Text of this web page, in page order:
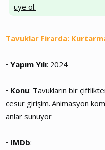
üye ol.
Tavuklar Firarda:
• Yapım Yılı: 2024
• Konu: Tavukların bir
cesur girişim. Animasyon
anlar sunuyor.
• IMDb: